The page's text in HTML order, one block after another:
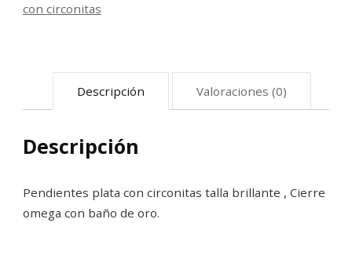
con circonitas
Descripción Valoraciones (0)
Descripción
Pendientes plata con circonitas talla brillante , Cierre
omega con baño de oro.